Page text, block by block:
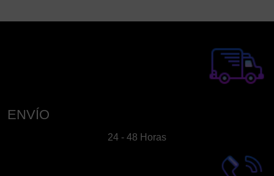
ENVÍO
24 - 48 Horas